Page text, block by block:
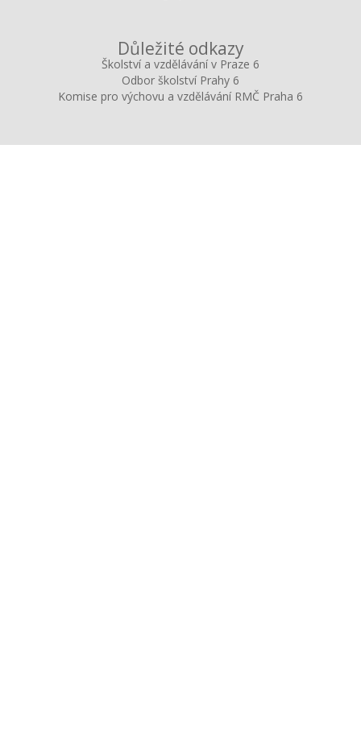
Důležité odkazy
Školství a vzdělávání v Praze 6
Odbor školství Prahy 6
Komise pro výchovu a vzdělávání RMČ Praha 6